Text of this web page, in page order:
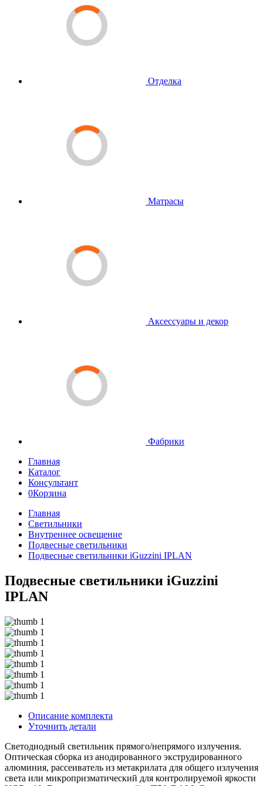
Отделка
Матрасы
Аксессуары и декор
Фабрики
Главная
Каталог
Консультант
0Корзина
Главная
Светильники
Внутреннее освещение
Подвесные светильники
Подвесные светильники iGuzzini IPLAN
Подвесные светильники iGuzzini
IPLAN
Описание комплекта
Уточнить детали
Светодиодный светильник прямого/непрямого излучения.
Оптическая сборка из анодированного экструдированного
алюминия, рассеиватель из метакрилата для общего излучения
света или микропризматический для контролируемой яркости